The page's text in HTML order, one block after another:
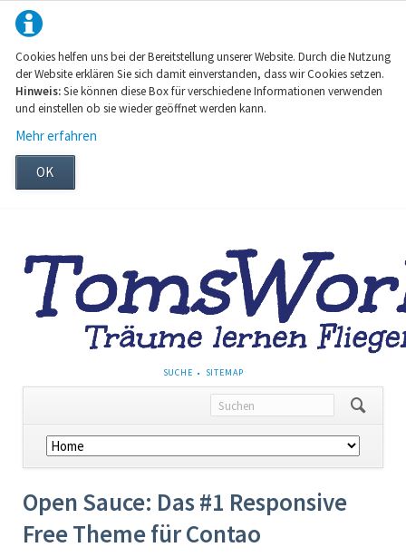
Cookies helfen uns bei der Bereitstellung unserer Website. Durch die Nutzung
der Website erklären Sie sich damit einverstanden, dass wir Cookies setzen.
Hinweis:Sie können diese Box für verschiedene Informationen verwenden
und einstellen ob sie wieder geöffnet werden kann.
Mehr erfahren
OK
NAVIGATION
ÜBERSPRINGEN
SUCHE SITEMAP
Navigation
überspringen
Open Sauce: Das #1 Responsive
Free Theme für Contao